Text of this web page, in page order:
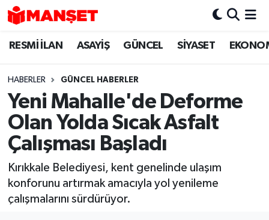
RESMİ İLAN ASAYİŞ GÜNCEL SİYASET
HABERLER GÜNCEL HABERLER
Yeni Mahalle'de Deforme
Olan Yolda Sıcak Asfalt
Çalışması Başladı
Kırıkkale Belediyesi, kent genelinde ulaşım
konforunu artırmak amacıyla yol yenileme
çalışmalarını sürdürüyor.
Hava Durumu
Trafik Durumu
Süper Lig Puan Durumu ve Fikstür
Tüm Manşetler
Son Dakika Haberleri
Haber Arşivi